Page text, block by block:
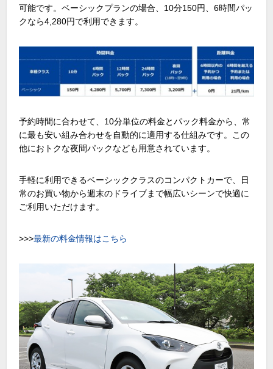
可能です。ベーシックプランの場合、 10分150円、6時間パッ
クなら4,280円で利用できます。
予約時間に合わせて、 10分単位の料金とパック料金から、常
に最も安い組み合わせを自動的に適用する仕組みです。この
他におトクな夜間パックなども用意されています。
手軽に利用できるベーシッククラスのコンパクトカーで、日
常のお買い物から週末のドライブまで幅広いシーンで快適に
ご利用いただけます。
>>>最新の料金情報はこちら